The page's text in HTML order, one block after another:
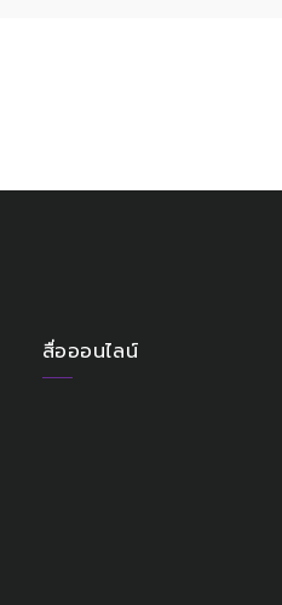
สื่อออนไลน์